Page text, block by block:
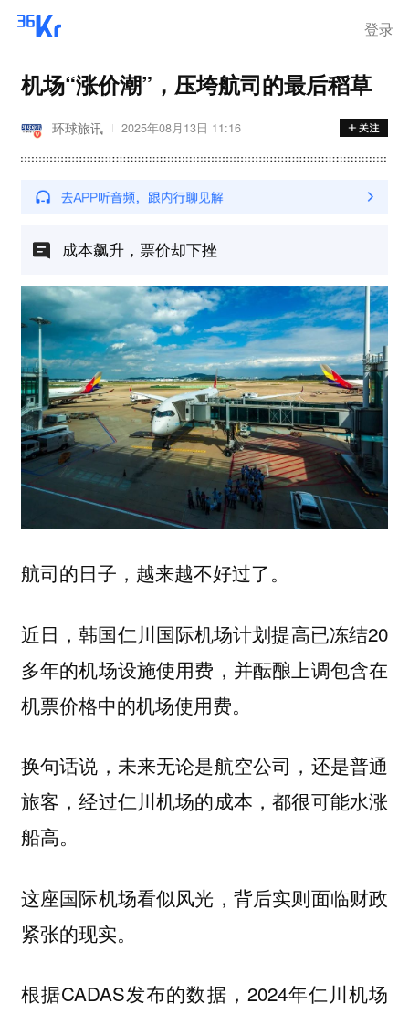
登录
机场“涨价潮”，压垮航司的最后稻草
环球旅讯 2025年08月13日 11:16
成本飙升，票价却下挫
航司的日子，越来越不好过了。
近日，韩国仁川国际机场计划提高已冻结20
多年的机场设施使用费，并酝酿上调包含在
机票价格中的机场使用费。
换句话说，未来无论是航空公司，还是普通
旅客，经过仁川机场的成本，都很可能水涨
船高。
这座国际机场看似风光，背后实则面临财政
紧张的现实。
根据CADAS发布的数据，2024年仁川机场